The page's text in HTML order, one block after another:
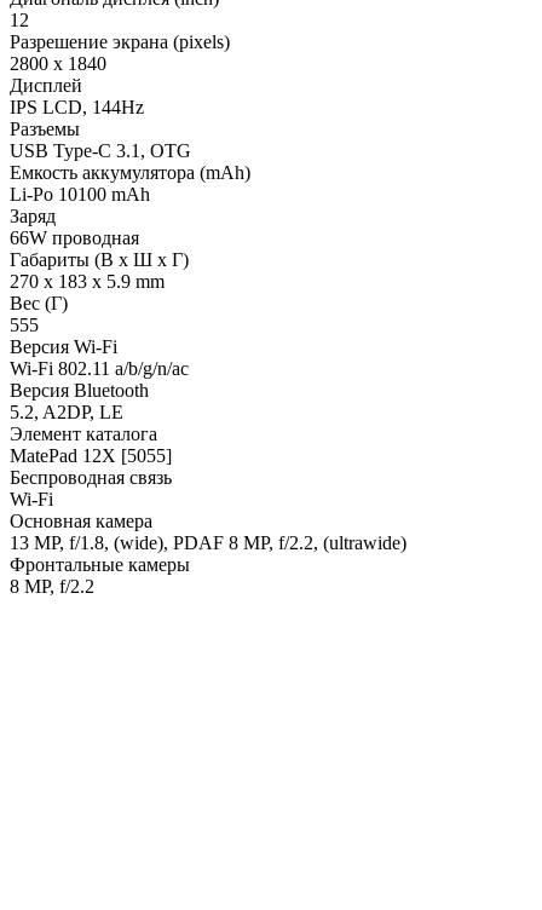
12
Разрешение экрана (pixels)
2800 x 1840
Дисплей
IPS LCD, 144Hz
Разъемы
USB Type-C 3.1, OTG
Емкость аккумулятора (mAh)
Li-Po 10100 mAh
Заряд
66W проводная
Габариты (В х Ш х Г)
270 x 183 x 5.9 mm
Вес (Г)
555
Версия Wi-Fi
Wi-Fi 802.11 a/b/g/n/ac
Версия Bluetooth
5.2, A2DP, LE
Элемент каталога
MatePad 12X [5055]
Беспроводная связь
Wi-Fi
Основная камера
13 MP, f/1.8, (wide), PDAF 8 MP, f/2.2, (ultrawide)
Фронтальные камеры
8 MP, f/2.2